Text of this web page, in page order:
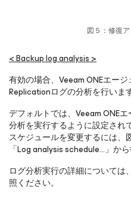
図５：修復
< Backup log analysis >
有効の場合、Veeam ONEエー
Replicationログの分析を行いま
デフォルトでは、Veeam ONE
分析を実行するように設定され
スケジュールを変更するには
「Log analysis schedule…」から
ログ分析実行の詳細については
照ください。